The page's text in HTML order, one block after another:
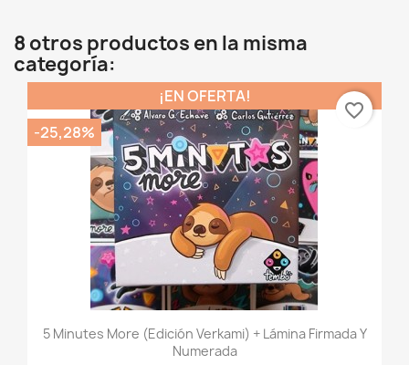
8 otros productos en la misma
categoría:
5 Minutes More (Edición Verkami) + Lámina Firmada Y
Numerada
¡EN OFERTA!
-25,28%
favorite_border